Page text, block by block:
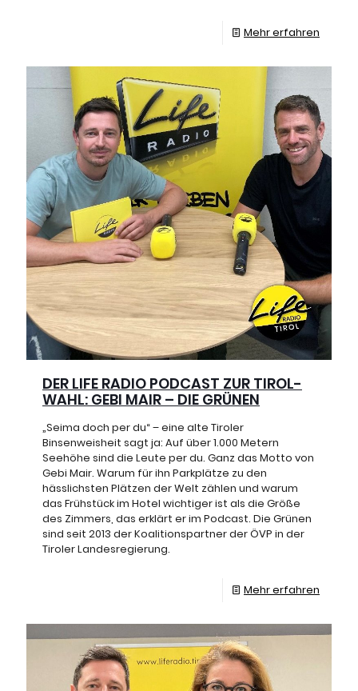
Mehr erfahren
DER LIFE RADIO PODCAST ZUR TIROL-
WAHL: GEBI MAIR – DIE GRÜNEN
„Seima doch per du“ – eine alte Tiroler
Binsenweisheit sagt ja: Auf über 1.000 Metern
Seehöhe sind die Leute per du. Ganz das Motto von
Gebi Mair. Warum für ihn Parkplätze zu den
hässlichsten Plätzen der Welt zählen und warum
das Frühstück im Hotel wichtiger ist als die Größe
des Zimmers, das erklärt er im Podcast. Die Grünen
sind seit 2013 der Koalitionspartner der ÖVP in der
Tiroler Landesregierung.
Mehr erfahren